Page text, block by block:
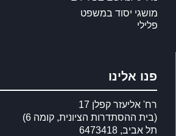
מושגי יסוד במשפט
פלילי
פנו אלינו
רח' אליעזר קפלן 17
(בית ההסתדרות הציונית, קומה 6)
תל אביב, 6473418